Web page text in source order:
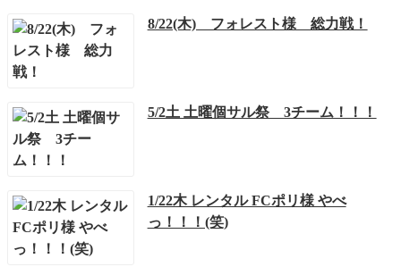
8/22(木) フォレスト様 総力戦！
5/2土 土曜個サル祭 3チーム！！！
1/22木 レンタル FCポリ様 やべ
っ！！！(笑)